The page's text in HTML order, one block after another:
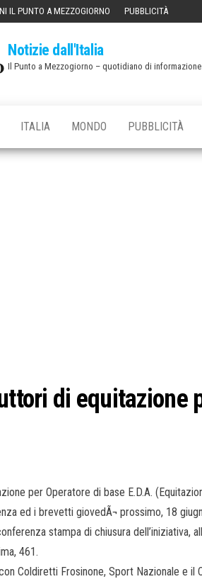
IL PUNTO A MEZZOGIORNO PUBBLICITÀ
Notizie dall'Italia
Il Punto a Mezzogiorno – quotidiano di informazione
ITALIA MONDO PUBBLICITÀ
di equitazione
per Operatore di base E.D.A.
ed i brevetti giovedÃ¬ prossimo, 18
stampa di chiusura dell’iniziativa,
461.
Coldiretti Frosinone, Sport Nazionale e il